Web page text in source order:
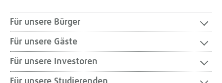
Für unsere Bürger
Für unsere Gäste
Für unsere Investoren